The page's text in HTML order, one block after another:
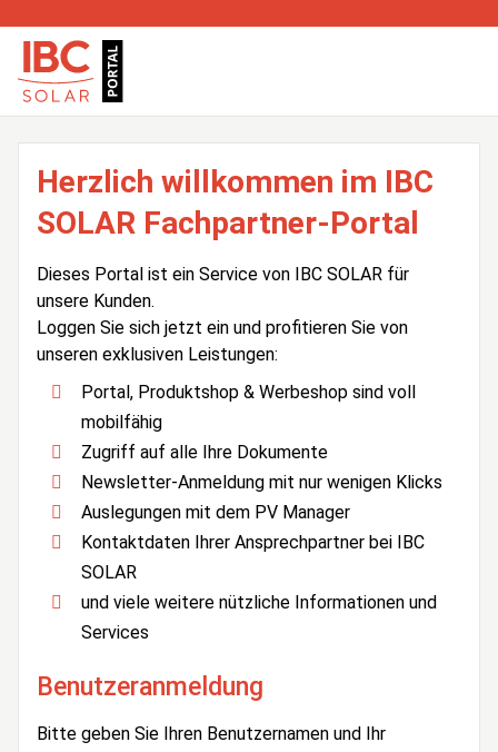
Herzlich willkommen im IBC
SOLAR Fachpartner-Portal
Dieses Portal ist ein Service von IBC SOLAR für
unsere Kunden.
Loggen Sie sich jetzt ein und profitieren Sie von
unseren exklusiven Leistungen:
Portal, Produktshop & Werbeshop sind voll
mobilfähig
Zugriff auf alle Ihre Dokumente
Newsletter-Anmeldung mit nur wenigen Klicks
Auslegungen mit dem PV Manager
Kontaktdaten Ihrer Ansprechpartner bei IBC
SOLAR
und viele weitere nützliche Informationen und
Services
Benutzeranmeldung
Bitte geben Sie Ihren Benutzernamen und Ihr